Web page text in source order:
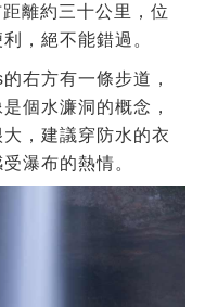
離約三十公里，位
，絕不能錯過。
右方有一條步道，
個水濂洞的概念，
，建議穿防水的衣
瀑布的熱情。